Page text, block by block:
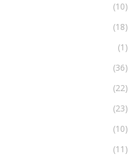
(10)
(18)
(1)
(36)
(22)
(23)
(10)
(11)